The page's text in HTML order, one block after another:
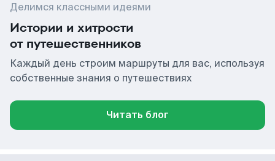
Делимся классными идеями
Истории и хитрости
от путешественников
Каждый день строим маршруты для вас, используя
собственные знания о путешествиях
Читать блог